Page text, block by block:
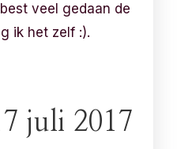
veel gedaan de
ik het zelf :).
juli 2017